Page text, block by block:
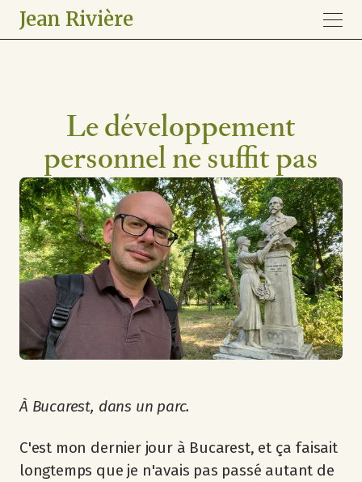
Jean Rivière
Le développement
personnel ne suffit pas
À Bucarest, dans un parc.
C'est mon dernier jour à Bucarest, et ça faisait
longtemps que je n'avais pas passé autant de